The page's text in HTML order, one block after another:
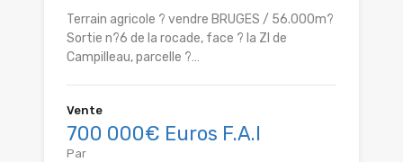
Terrain agricole ? vendre BRUGES / 56.000m?
Sortie n?6 de la rocade, face ? la ZI de
Campilleau, parcelle ?…
Vente
700 000€ Euros F.A.I
Par